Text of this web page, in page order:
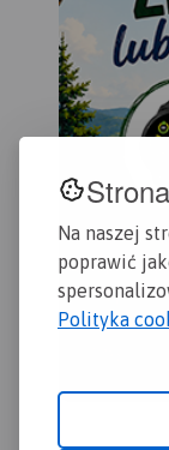
Na naszej
poprawić
Polityka